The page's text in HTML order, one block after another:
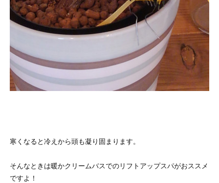
寒くなると冷えから頭も凝り固まります。
そんなときは暖かクリームバスでのリフトアップスパがおススメ
ですよ！